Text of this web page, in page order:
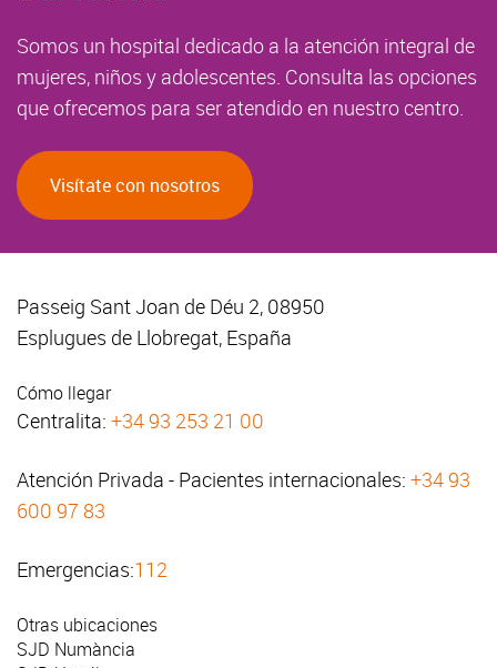
Somos un hospital dedicado a la atención integral de
mujeres, niños y adolescentes. Consulta las opciones
que ofrecemos para ser atendido en nuestro centro.
Visítate con nosotros
Passeig Sant Joan de Déu 2, 08950
Esplugues de Llobregat, España
Cómo llegar
Centralita: +34 93 253 21 00
Atención Privada - Pacientes internacionales: +34 93
600 97 83
Emergencias:112
Otras ubicaciones
SJD Numància